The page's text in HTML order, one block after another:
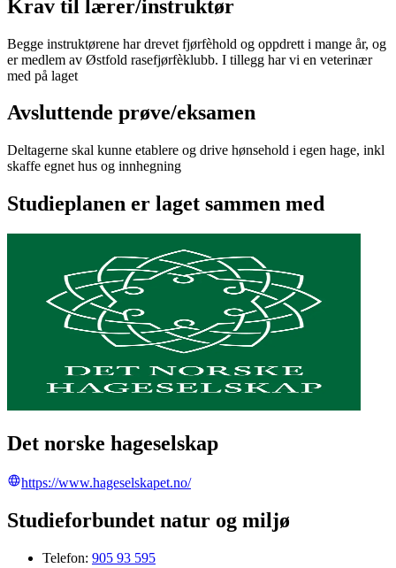
Krav til lærer/instruktør
Begge instruktørene har drevet fjørfèhold og oppdrett i mange år, og
er medlem av Østfold rasefjørfèklubb. I tillegg har vi en veterinær
med på laget
Avsluttende prøve/eksamen
Deltagerne skal kunne etablere og drive hønsehold i egen hage, inkl
skaffe egnet hus og innhegning
Studieplanen er laget sammen med
Det norske hageselskap
https://www.hageselskapet.no/
Studieforbundet natur og miljø
Telefon: 905 93 595